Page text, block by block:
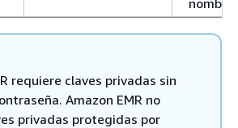
requiere claves privadas sin
Amazon EMR no
privadas protegidas por